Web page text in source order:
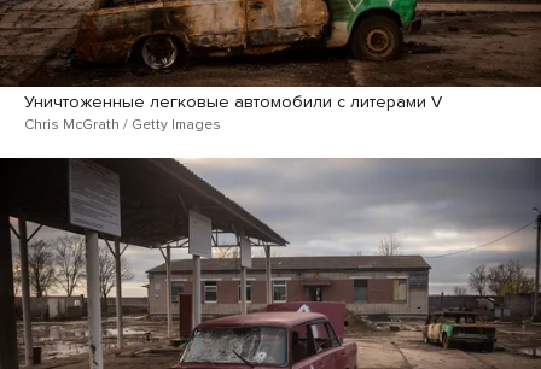
Уничтоженные легковые автомобили с литерами V
Chris McGrath / Getty Images